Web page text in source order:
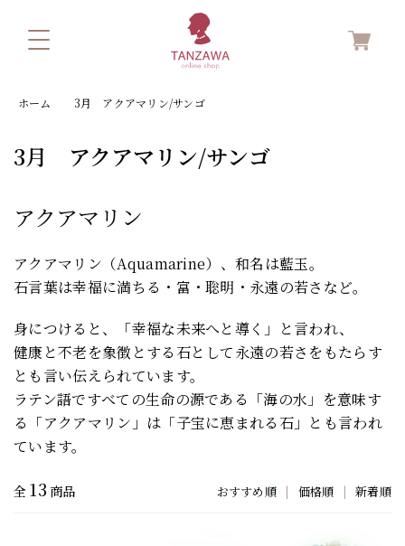
ホーム 3月 アクアマリン/サンゴ
3月 アクアマリン/サンゴ
アクアマリン
アクアマリン（Aquamarine）、和名は藍玉。
石言葉は幸福に満ちる・富・聡明・永遠の若さなど。
身につけると、「幸福な未来へと導く」と言われ、
健康と不老を象徴とする石として永遠の若さをもたらす
とも言い伝えられています。
ラテン語ですべての生命の源である「海の水」を意味す
る「アクアマリン」は「子宝に恵まれる石」とも言われ
ています。
全 13 商品 おすすめ順 | 価格順 | 新着順